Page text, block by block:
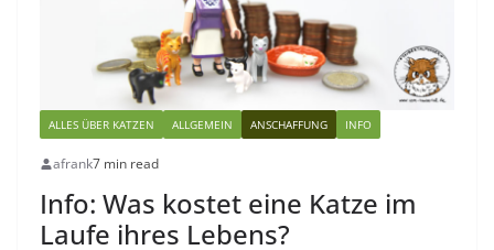
ALLES ÜBER KATZEN ALLGEMEIN ANSCHAFFUNG INFO
afrank7 min read
Info: Was kostet eine Katze im
Laufe ihres Lebens?